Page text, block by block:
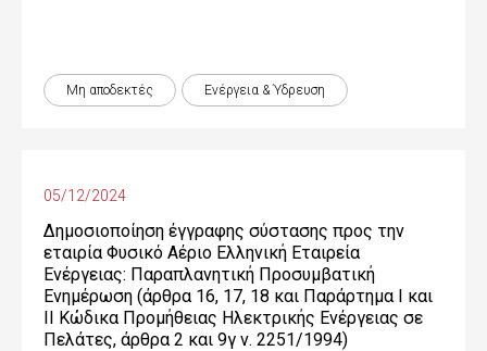
Μη αποδεκτές Ενέργεια & Ύδρευση
05/12/2024
Δημοσιοποίηση έγγραφης σύστασης προς την
εταιρία Φυσικό Αέριο Ελληνική Εταιρεία
Ενέργειας: Παραπλανητική Προσυμβατική
Ενημέρωση (άρθρα 16, 17, 18 και Παράρτημα Ι και
ΙΙ Κώδικα Προμήθειας Ηλεκτρικής Ενέργειας σε
Πελάτες, άρθρα 2 και 9γ ν. 2251/1994)